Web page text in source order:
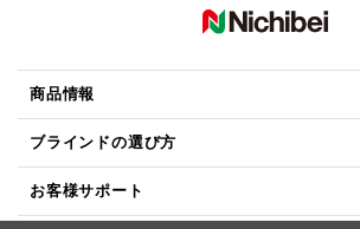
商品情報
ブラインドの選び方
お客様サポート